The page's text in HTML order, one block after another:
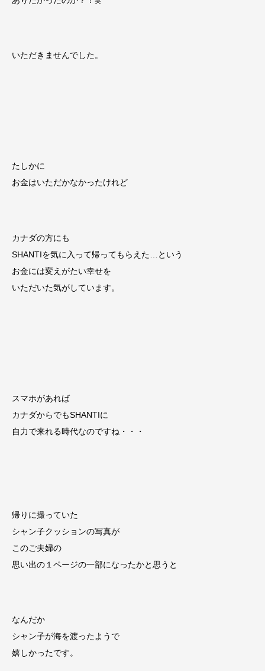
いただきませんでした。
たしかに
お金はいただかなかったけれど
カナダの方にも
SHANTIを気に入って帰ってもらえた…という
お金には変えがたい幸せを
いただいた気がしています。
スマホがあれば
カナダからでもSHANTIに
自力で来れる時代なのですね・・・
帰りに撮っていた
シャン子クッションの写真が
このご夫婦の
思い出の１ページの一部になったかと思うと
なんだか
シャン子が海を渡ったようで
嬉しかったです。